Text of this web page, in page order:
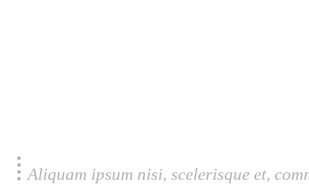
Aliquam ipsum nisi, scelerisque et,